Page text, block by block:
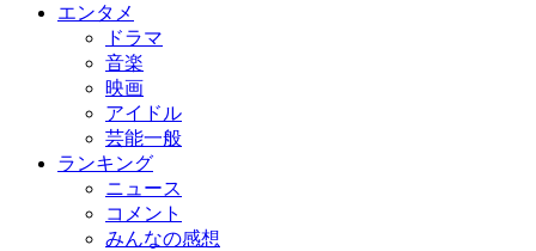
エンタメ
ドラマ
音楽
映画
アイドル
芸能一般
ランキング
ニュース
コメント
みんなの感想